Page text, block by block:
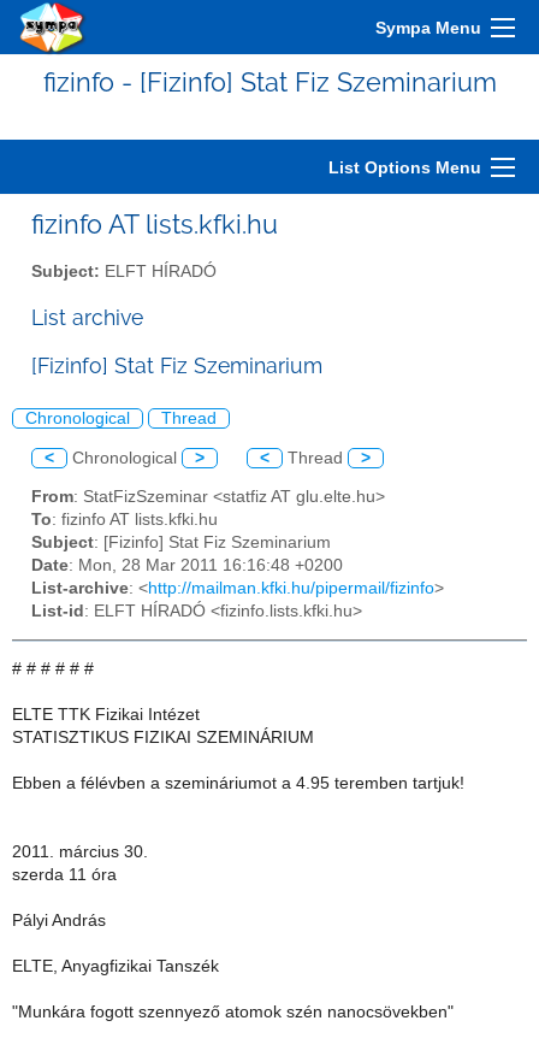
Sympa Menu
fizinfo - [Fizinfo] Stat Fiz Szeminarium
List Options Menu
fizinfo AT lists.kfki.hu
Subject: ELFT HÍRADÓ
List archive
[Fizinfo] Stat Fiz Szeminarium
Chronological Thread
< Chronological > < Thread >
From: StatFizSzeminar <statfiz AT glu.elte.hu>
To: fizinfo AT lists.kfki.hu
Subject: [Fizinfo] Stat Fiz Szeminarium
Date: Mon, 28 Mar 2011 16:16:48 +0200
List-archive: <http://mailman.kfki.hu/pipermail/fizinfo>
List-id : ELFT HÍRADÓ <fizinfo.lists.kfki.hu>
# # # # # #
ELTE TTK Fizikai Intézet
STATISZTIKUS FIZIKAI SZEMINÁRIUM
Ebben a félévben a szemináriumot a 4.95 teremben tartjuk!
2011. március 30.
szerda 11 óra
Pályi András
ELTE, Anyagfizikai Tanszék
"Munkára fogott szennyező atomok szén nanocsövekben"